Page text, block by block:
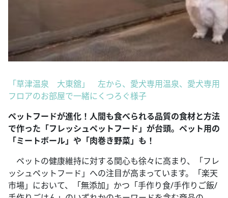
「草津温泉 大東舘」 左から、愛犬専用温泉、愛犬専用
フロアのお部屋で一緒にくつろぐ様子
ぺットフードが進化！人間も食べられる品質の食材と方法
で作った「フレッシュペットフード」が台頭。 ペット用の
「ミートボール」や「肉巻き野菜」も！
ペットの健康維持に対する関心も徐々に高まり、「フレ
ッシュペットフード」への注目が高まっています。「楽天
市場」において、「無添加」かつ「手作り食/手作りご飯/